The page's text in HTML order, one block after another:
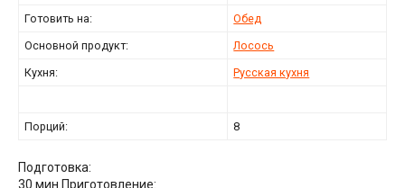
Готовить на:
Обед
Основной продукт:
Лосось
Кухня:
Русская кухня
Порций: 8
Подготовка:
30 мин. Приготовление: